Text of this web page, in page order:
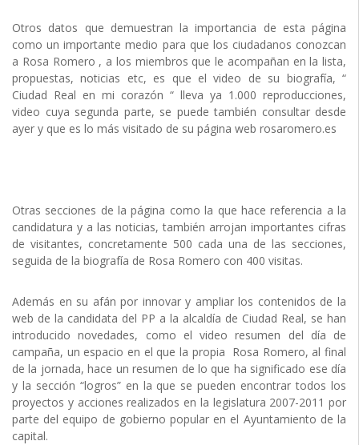
Otros datos que demuestran la importancia de esta página
como un importante medio para que los ciudadanos conozcan
a Rosa Romero , a los miembros que le acompañan en la lista,
propuestas, noticias etc, es que el video de su biografía, “
Ciudad Real en mi corazón “ lleva ya 1.000 reproducciones,
video cuya segunda parte, se puede también consultar desde
ayer y que es lo más visitado de su página web rosaromero.es
Otras secciones de la página como la que hace referencia a la
candidatura y a las noticias, también arrojan importantes cifras
de visitantes, concretamente 500 cada una de las secciones,
seguida de la biografía de Rosa Romero con 400 visitas.
Además en su afán por innovar y ampliar los contenidos de la
web de la candidata del PP a la alcaldía de Ciudad Real, se han
introducido novedades, como el video resumen del día de
campaña, un espacio en el que la propia Rosa Romero, al final
de la jornada, hace un resumen de lo que ha significado ese día
y la sección “logros” en la que se pueden encontrar todos los
proyectos y acciones realizados en la legislatura 2007-2011 por
parte del equipo de gobierno popular en el Ayuntamiento de la
capital.